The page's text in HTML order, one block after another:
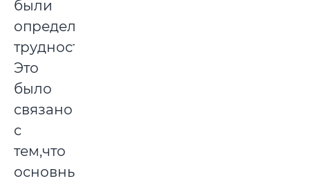
были
определенные
трудности.
Это
было
связано
с
тем,что
основные